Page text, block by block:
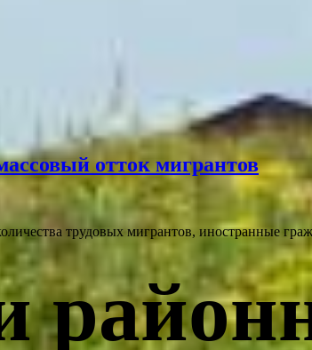
отток мигрантов
трудовых мигрантов, иностранные